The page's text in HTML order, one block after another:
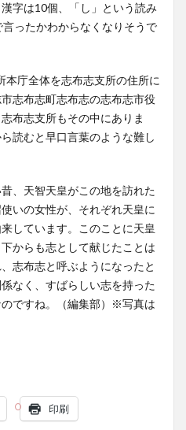
字は10個、「し」という読み
ったかわからなくなりそうで
庁全体を志布志支所の住所に
志布志町志布志の志布志市役
布志支所もその中にありま
読むと早口言葉のような難し
、天智天皇がこの地を訪れた
いの女性が、それぞれ天皇に
しています。このことに天皇
からも志として献じたことは
志布志と呼ぶようになったと
なく、すばらしい志を持った
ですね。（編集部）※写真は
印刷